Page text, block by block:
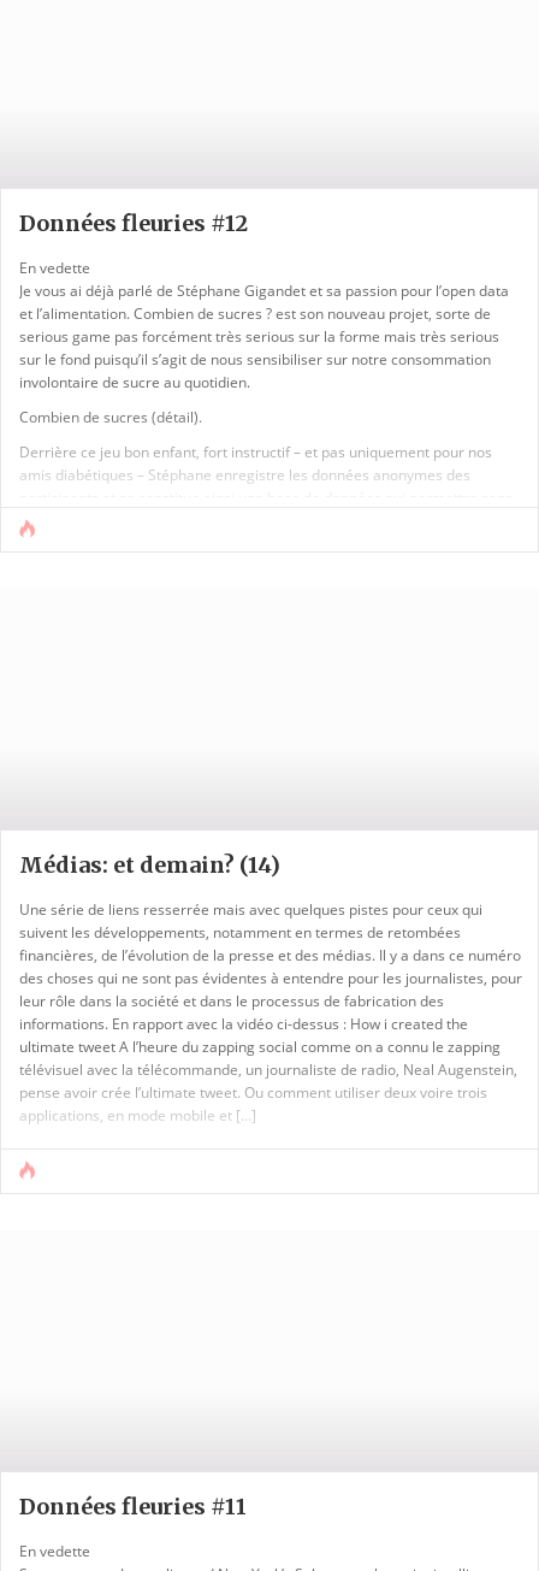
Données fleuries #12
En vedette
Je vous ai déjà parlé de Stéphane Gigandet et sa passion pour l’open data
et l’alimentation. Combien de sucres ? est son nouveau projet, sorte de
serious game pas forcément très serious sur la forme mais très serious
sur le fond puisqu’il s’agit de nous sensibiliser sur notre consommation
involontaire de sucre au quotidien.
Combien de sucres (détail).
Derrière ce jeu bon enfant, fort instructif – et pas uniquement pour nos
amis diabétiques – Stéphane enregistre les données anonymes des
doute à la [...]
Médias: et demain? (14)
Une série de liens resserrée mais avec quelques pistes pour ceux qui
suivent les développements, notamment en termes de retombées
financières, de l’évolution de la presse et des médias. Il y a dans ce numéro
des choses qui ne sont pas évidentes à entendre pour les journalistes, pour
leur rôle dans la société et dans le processus de fabrication des
informations. En rapport avec la vidéo ci-dessus : How i created the
ultimate tweet A l’heure du zapping social comme on a connu le zapping
télévisuel avec la télécommande, un journaliste de radio, Neal Augenstein,
pense avoir crée l’ultimate tweet. Ou comment utiliser deux voire trois
applications, en mode mobile et [...]
Données fleuries #11
En vedette